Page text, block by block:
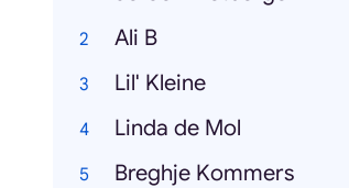
Ali B
Lil' Kleine
Linda de Mol
Breghje Kommers